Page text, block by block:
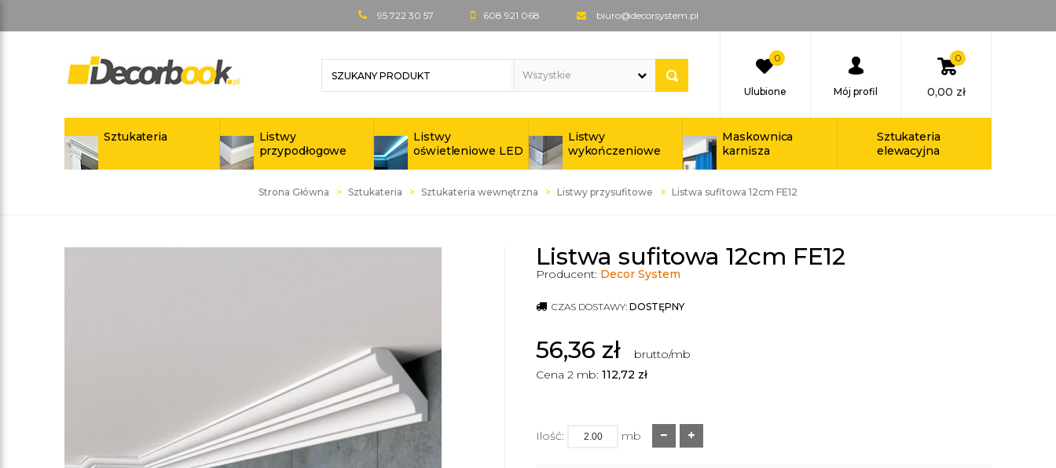
95 722 30 57 608 921 068 biuro@decorsystem.pl
0
Ulubione Mój profil
0
0,00 zł
Sztukateria
Listwy
przypodłogowe
Listwy
oświetleniowe LED
Listwy
wykończeniowe
Maskownica
karnisza
Sztukateria
elewacyjna
Strona Główna Sztukateria Sztukateria wewnętrzna Listwy przysufitowe Listwa sufitowa 12cm FE12
Listwa sufitowa 12cm FE12
Producent: Decor System
CZAS DOSTAWY: DOSTĘPNY
56,36 zł
brutto/mb
Cena 2 mb: 112,72 zł
Ilość: mb